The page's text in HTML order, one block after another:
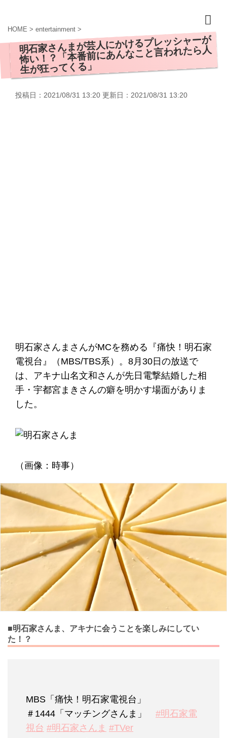
HOME > entertainment >
明石家さんまが芸人にかけるプレッシャーが
怖い！？「本番前にあんなこと言われたら人
生が狂ってくる」
投稿日：2021/08/31 13:20 更新日： 2021/08/31 13:20
明石家さんまさんがMCを務める『痛快！明石家
電視台』（MBS/TBS系）。8月30日の放送で
は、アキナ山名文和さんが先日電撃結婚した相
手・宇都宮まきさんの癖を明かす場面がありま
した。
（画像：時事）
■明石家さんま、アキナに会うことを楽しみにしてい
た！？
MBS「痛快！明石家電視台」
＃1444「マッチングさんま」 #明石家電
視台 #明石家さんま #TVer